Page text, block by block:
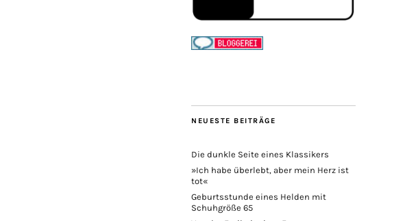
NEUESTE BEITRÄGE
Die dunkle Seite eines Klassikers
»Ich habe überlebt, aber mein Herz ist
tot«
Geburtsstunde eines Helden mit
Schuhgröße 65